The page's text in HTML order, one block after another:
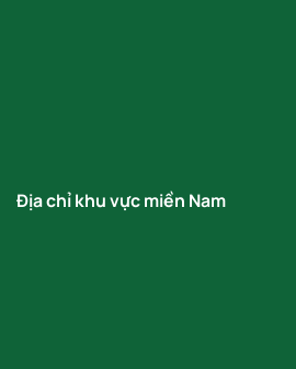
Địa chỉ khu vực miền Nam